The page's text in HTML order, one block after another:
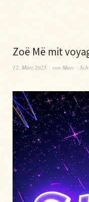
Zoë Më mit
12. März 2025 von Marc